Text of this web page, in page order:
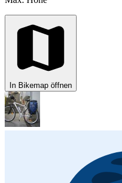
In Bikemap öffnen